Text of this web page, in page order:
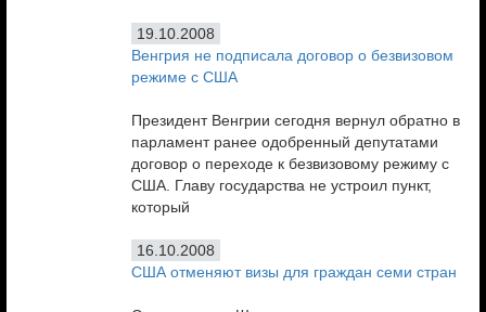
19.10.2008
Венгрия не подписала договор о безвизовом
режиме с США
Президент Венгрии сегодня вернул обратно в
парламент ранее одобренный депутатами
договор о переходе к безвизовому режиму с
США. Главу государства не устроил пункт,
который
16.10.2008
США отменяют визы для граждан семи стран